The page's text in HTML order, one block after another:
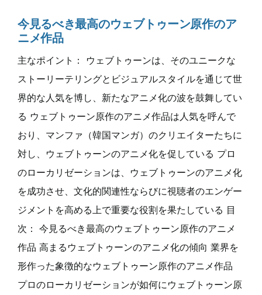
今見るべき最高のウェブトゥーン原作のア
ニメ作品
主なポイント： ウェブトゥーンは、そのユニークな
ストーリーテリングとビジュアルスタイルを通じて世
界的な人気を博し、新たなアニメ化の波を鼓舞してい
る ウェブトゥーン原作のアニメ作品は人気を呼んで
おり、マンファ（韓国マンガ）のクリエイターたちに
対し、ウェブトゥーンのアニメ化を促している プロ
のローカリゼーションは、ウェブトゥーンのアニメ化
を成功させ、文化的関連性ならびに視聴者のエンゲー
ジメントを高める上で重要な役割を果たしている 目
次： 今見るべき最高のウェブトゥーン原作のアニメ
作品 高まるウェブトゥーンのアニメ化の傾向 業界を
形作った象徴的なウェブトゥーン原作のアニメ作品
プロのローカリゼーションが如何にウェブトゥーン原